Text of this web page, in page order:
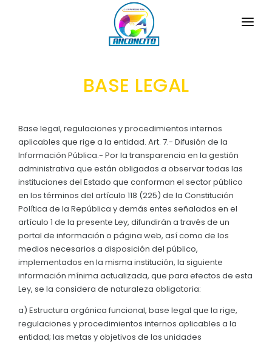
LA PARROQUIA
Historia Local
Limites
SÍMBOLOS CÍVICOS
Bandera de la Parroquia
Escudo de la Parroquia
Himno a la Parroquia
TRANSPARENCIA
GESTIÓN Y PRESUPUESTO
GESTIÓN INSTITUCIONAL
Sesiones Ordinarias
Sesiones Extraordinarias
Resoluciones
Convocatorias
GESTIÓN ADMINISTRATIVA
Plan de desarrollo y Ordenamiento Territorial -
MECANISMOS DE PARTICIPACIÓN
CIUDADANÍA ACTIVA
Solicitud de acceso información pública
CONSEJO DE PLANIFICACIÓN 2024
PLAN DE ACCIÓN PARA CUMPLIMIENTO DE
TURISMO
BASE LEGAL
Base legal, regulaciones y procedimientos internos
aplicables que rige a la entidad. Art. 7.- Difusión de la
Información Pública.- Por la transparencia en la gestión
administrativa que están obligadas a observar todas las
instituciones del Estado que conforman el sector público
en los términos del artículo 118 (225) de la Constitución
Política de la República y demás entes señalados en el
artículo 1 de la presente Ley, difundirán a través de un
portal de información o página web, así como de los
medios necesarios a disposición del público,
implementados en la misma institución, la siguiente
información mínima actualizada, que para efectos de esta
Ley, se la considera de naturaleza obligatoria:
a) Estructura orgánica funcional, base legal que la rige,
regulaciones y procedimientos internos aplicables a la
entidad; las metas y objetivos de las unidades